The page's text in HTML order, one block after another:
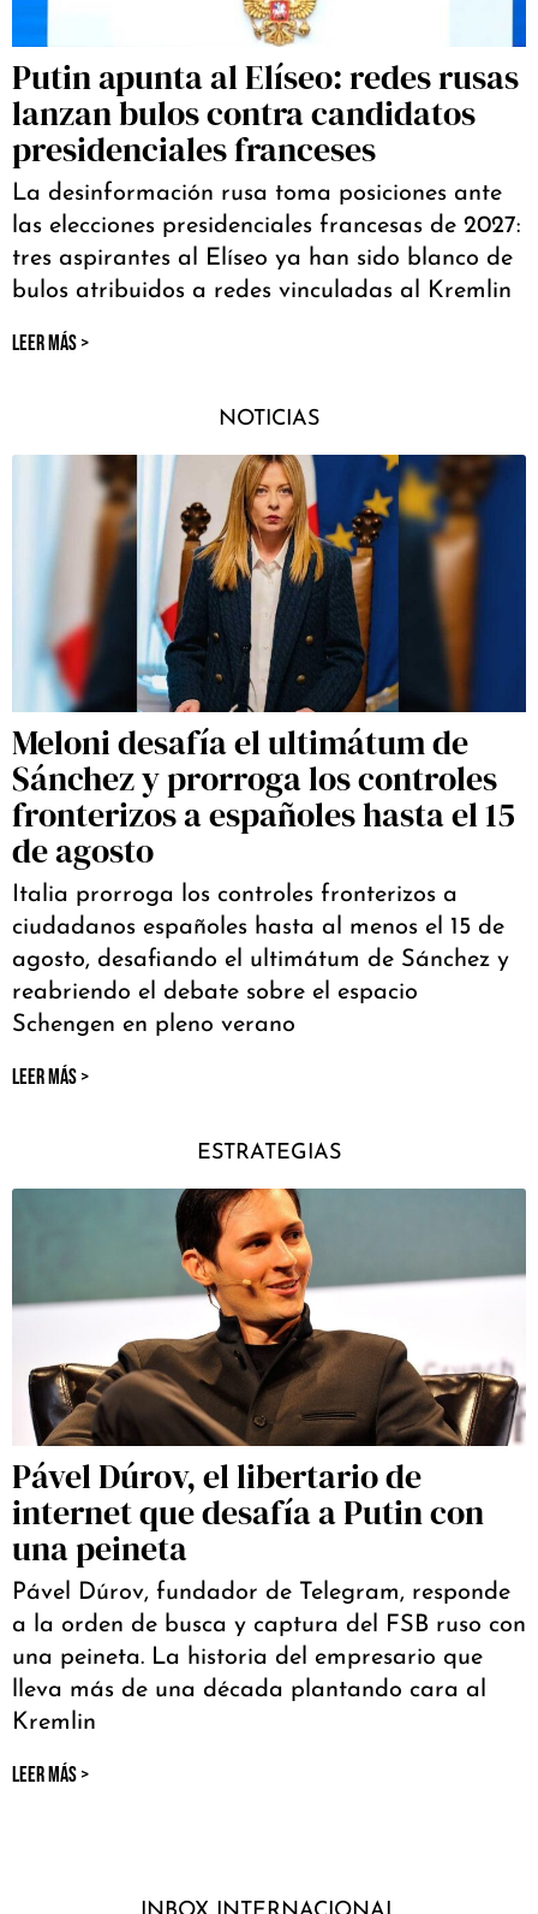
Putin apunta al Elíseo: redes rusas
lanzan bulos contra candidatos
presidenciales franceses
La desinformación rusa toma posiciones ante
las elecciones presidenciales francesas de 2027:
tres aspirantes al Elíseo ya han sido blanco de
bulos atribuidos a redes vinculadas al Kremlin
LEER MÁS >
NOTICIAS
Meloni desafía el ultimátum de
Sánchez y prorroga los controles
fronterizos a españoles hasta el 15
de agosto
Italia prorroga los controles fronterizos a
ciudadanos españoles hasta al menos el 15 de
agosto, desafiando el ultimátum de Sánchez y
reabriendo el debate sobre el espacio
Schengen en pleno verano
LEER MÁS >
ESTRATEGIAS
Pável Dúrov, el libertario de
internet que desafía a Putin con
una peineta
Pável Dúrov, fundador de Telegram, responde
a la orden de busca y captura del FSB ruso con
una peineta. La historia del empresario que
lleva más de una década plantando cara al
Kremlin
LEER MÁS >